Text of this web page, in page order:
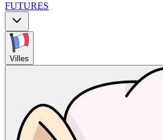
FUTURES
Villes